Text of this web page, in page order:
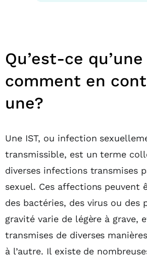
Qu’est-ce
comment en
une?
Une IST, ou infection
transmissible, est un terme
diverses infections transmises
sexuel. Ces affections peuvent
des bactéries, des virus ou des
gravité varie de légère à grave,
transmises de diverses
à l’autre. Il existe de